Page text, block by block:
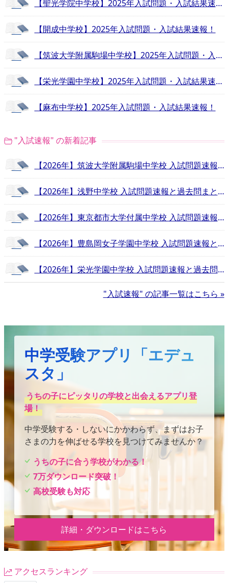
【聖光学院中学校】2025年入試問題・入試結果速報！
【開成中学校】2025年入試問題・入試結果速報！
【筑波大学附属駒場中学校】2025年入試問題・入試結果速報！
【栄光学園中学校】2025年入試問題・入試結果速報！
【麻布中学校】2025年入試問題・入試結果速報！
"入試速報" の新着記事
【2026年】筑波大学附属駒場中学校 入試問題速報と過去問まとめ
【2026年】浅野中学校 入試問題速報と過去問まとめ
【2026年】東京都市大学付属中学校 入試問題速報と過去問まとめ
【2026年】豊島岡女子学園中学校 入試問題速報と過去問まとめ
【2026年】栄光学園中学校 入試問題速報と過去問まとめ
"入試速報" の記事一覧はこちら »
中学受験アプリ「エデュ
スタ」
うちの子にピッタリの学校と出会えるアプリ登
場！
中学受験する・しないにかかわらず、まずはお子
さまの力を伸ばせる学校を見つけてみませんか？
うちの子に合う学校がわかる！
7万ダウンロード突破！
高校受験も対応
詳細・ダウンロードはこちら
アクセスランキング